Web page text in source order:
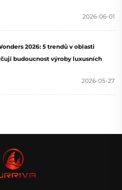
2026-06-01
2026: 5 trendů v oblasti
budoucnost výroby luxusních
2026-05-27